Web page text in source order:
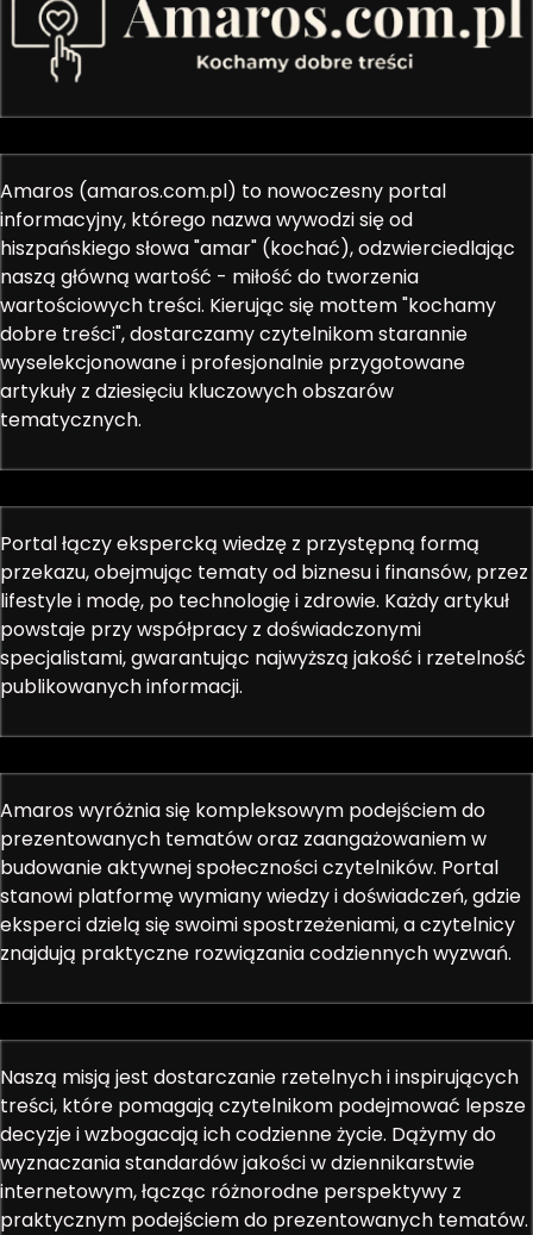
Amaros (amaros.com.pl) to nowoczesny portal
informacyjny, którego nazwa wywodzi się od
hiszpańskiego słowa "amar" (kochać), odzwierciedlając
naszą główną wartość - miłość do tworzenia
wartościowych treści. Kierując się mottem "kochamy
dobre treści", dostarczamy czytelnikom starannie
wyselekcjonowane i profesjonalnie przygotowane
artykuły z dziesięciu kluczowych obszarów
tematycznych.
Portal łączy ekspercką wiedzę z przystępną formą
przekazu, obejmując tematy od biznesu i finansów, przez
lifestyle i modę, po technologię i zdrowie. Każdy artykuł
powstaje przy współpracy z doświadczonymi
specjalistami, gwarantując najwyższą jakość i rzetelność
publikowanych informacji.
Amaros wyróżnia się kompleksowym podejściem do
prezentowanych tematów oraz zaangażowaniem w
budowanie aktywnej społeczności czytelników. Portal
stanowi platformę wymiany wiedzy i doświadczeń, gdzie
eksperci dzielą się swoimi spostrzeżeniami, a czytelnicy
znajdują praktyczne rozwiązania codziennych wyzwań.
Naszą misją jest dostarczanie rzetelnych i inspirujących
treści, które pomagają czytelnikom podejmować lepsze
decyzje i wzbogacają ich codzienne życie. Dążymy do
wyznaczania standardów jakości w dziennikarstwie
internetowym, łącząc różnorodne perspektywy z
praktycznym podejściem do prezentowanych tematów.